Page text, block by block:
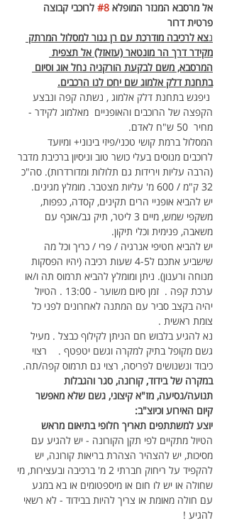
אל מרסבא המנזר המופלא #8 לרוכבי קבוצה
פרטית דרור
נצא לרכיבה מודרכת עם רן גנור למסלול המרתק
מקידר דרך הר מונטאר (עזאזל) אל תצפית
המרסבא, משם לבקעת הורקניה נחל אוג וסיום
בתחנת דלק אלמוג שם יחכו לנו הרכבים.
ניפגש בתחנת דלק אלמוג , נשתה קפה ונבצע
הקפצה של הרוכבים והאופניים  מאלמוג לקידר -
מחיר  50 ש"ח לאדם.
המסלול ברמת קושי טכני/פיזי בינוני+ ומיועד
לרוכבים מנוסים בעלי כושר טוב וניסיון ברכיבת מדבר
(הרבה עליות וירידות גם תלולות ומדורדרות). סה"כ
32 ק"מ / 600 מ' עליות מצטבר. מומלץ מגינים.
יש להביא אופניי הרים תקינים, קסדה, כפפות,
משקפי שמש, מיים 3 ליטר, תיק גב/אוכף עם
משאבה, פנימית וכלי תיקון.
יש להביא חטיפי אנרגיה / פרי / כריך וכל מה
שישביע אתכם ל4-5 שעות רכיבה (יהיו הפסקות
מנוחה ורענון). ניתן ומומלץ להביא תרמוס תה ו/או
ערכת קפה .  זמן סיום משוער - 13:00 . הטיול
יהיה בקצב סביר עם המתנה לאחרונים לפני כל
צומת ראשית .
נא להגיע בלבוש חם הניתן לקילוף כבצל . מעיל
גשם מקופל בתיק למקרה וגשם יטפטף .    רצוי
כיבוד ונשנושים לפריסה, רצוי גם תרמוס קפה/תה.
במקרה של בידוד, קורונה, סגר והגבלות
תנועה/נסיעה, מז"א קיצוני, גשם שלא מאפשר
קיום האירוע וכיוצ"ב:
יוצע למשתתפים תאריך חלופי בתיאום מראש
הטיול מתקיים לפי תקן הקורונה - יש להגיע עם
מסיכות, יש להצהיר הצהרת בריאות קורונה, יש
להקפיד על ריחוק חברתי 2 מ' ברכיבה ובעצירות, מי
שחולה או יש לו חום או מיספטומים או בא במגע
עם חולה מאומת או צריך להיות בבידוד - לא רשאי
להגיע !